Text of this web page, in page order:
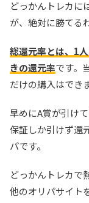
どっかんトレカに
が、絶対に勝てる
総還元率とは、1
きの還元率です。
だけの購入はでき
早めにA賞が引け
保証しか引けず還
パです。
どっかんトレカで
他のオリパサイト